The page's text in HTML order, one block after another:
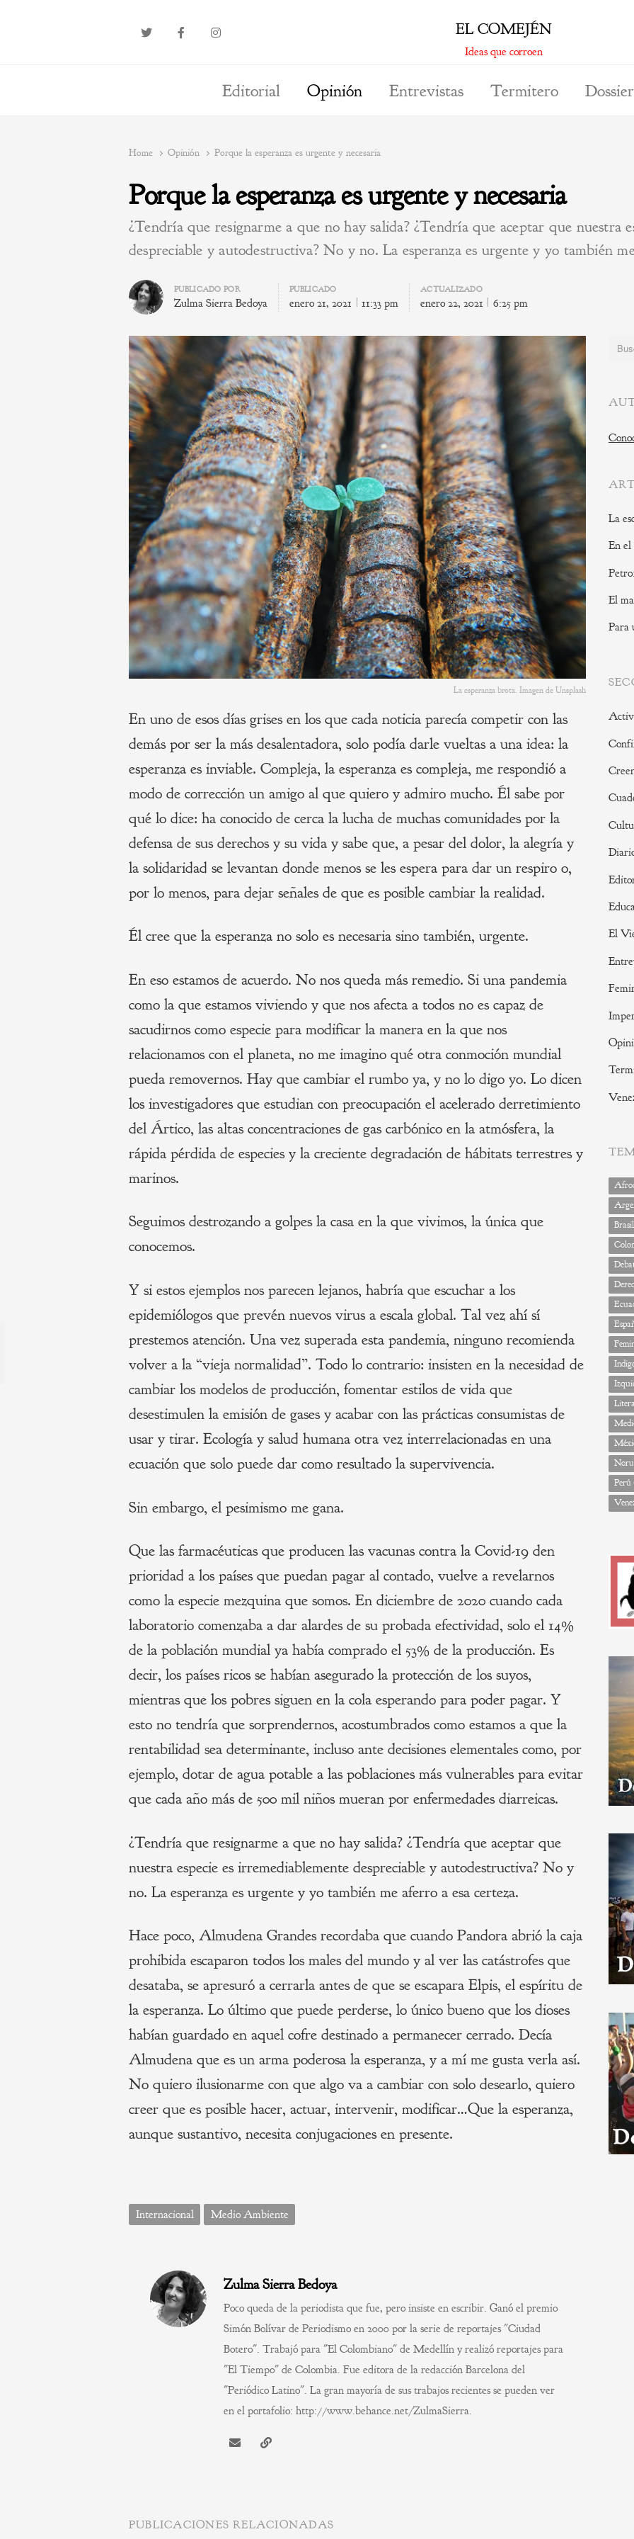
EL COMEJÉN
Ideas que corroen
Editorial Opinión Entrevistas Termitero
Home Opinión Porque la esperanza es urgente y necesaria
Porque la esperanza es urgente y necesaria
¿Tendría que resignarme a que no hay salida? ¿Tendría que aceptar que nuestra
despreciable y autodestructiva? No y no. La esperanza es urgente y yo también
Author
PUBLICADO POR
Zulma Sierra Bedoya
PUBLICADO
enero 21, 2021 11:33 pm
ACTUALIZADO
enero 22, 2021 6:25 pm
La esperanza brota. Imagen de Unsplash
En uno de esos días grises en los que cada noticia parecía competir con las
demás por ser la más desalentadora, solo podía darle vueltas a una idea: la
esperanza es inviable. Compleja, la esperanza es compleja, me respondió a
modo de corrección un amigo al que quiero y admiro mucho. Él sabe por
qué lo dice: ha conocido de cerca la lucha de muchas comunidades por la
defensa de sus derechos y su vida y sabe que, a pesar del dolor, la alegría y
la solidaridad se levantan donde menos se les espera para dar un respiro o,
por lo menos, para dejar señales de que es posible cambiar la realidad.
Él cree que la esperanza no solo es necesaria sino también, urgente.
En eso estamos de acuerdo. No nos queda más remedio. Si una pandemia
como la que estamos viviendo y que nos afecta a todos no es capaz de
sacudirnos como especie para modificar la manera en la que nos
relacionamos con el planeta, no me imagino qué otra conmoción mundial
pueda removernos. Hay que cambiar el rumbo ya, y no lo digo yo. Lo dicen
los investigadores que estudian con preocupación el acelerado derretimiento
del Ártico, las altas concentraciones de gas carbónico en la atmósfera, la
rápida pérdida de especies y la creciente degradación de hábitats terrestres y
marinos.
Seguimos destrozando a golpes la casa en la que vivimos, la única que
conocemos.
Y si estos ejemplos nos parecen lejanos, habría que escuchar a los
epidemiólogos que prevén nuevos virus a escala global. Tal vez ahí sí
prestemos atención. Una vez superada esta pandemia, ninguno recomienda
volver a la “vieja normalidad”. Todo lo contrario: insisten en la necesidad de
cambiar los modelos de producción, fomentar estilos de vida que
desestimulen la emisión de gases y acabar con las prácticas consumistas de
usar y tirar. Ecología y salud humana otra vez interrelacionadas en una
ecuación que solo puede dar como resultado la supervivencia.
Sin embargo, el pesimismo me gana.
Que las farmacéuticas que producen las vacunas contra la Covid-19 den
prioridad a los países que puedan pagar al contado, vuelve a revelarnos
como la especie mezquina que somos. En diciembre de 2020 cuando cada
laboratorio comenzaba a dar alardes de su probada efectividad, solo el 14%
de la población mundial ya había comprado el 53% de la producción. Es
decir, los países ricos se habían asegurado la protección de los suyos,
mientras que los pobres siguen en la cola esperando para poder pagar. Y
esto no tendría que sorprendernos, acostumbrados como estamos a que la
rentabilidad sea determinante, incluso ante decisiones elementales como, por
ejemplo, dotar de agua potable a las poblaciones más vulnerables para evitar
que cada año más de 500 mil niños mueran por enfermedades diarreicas.
¿Tendría que resignarme a que no hay salida? ¿Tendría que aceptar que
nuestra especie es irremediablemente despreciable y autodestructiva? No y
no. La esperanza es urgente y yo también me aferro a esa certeza.
Hace poco, Almudena Grandes recordaba que cuando Pandora abrió la caja
prohibida escaparon todos los males del mundo y al ver las catástrofes que
desataba, se apresuró a cerrarla antes de que se escapara Elpis, el espíritu de
la esperanza. Lo último que puede perderse, lo único bueno que los dioses
habían guardado en aquel cofre destinado a permanecer cerrado. Decía
Almudena que es un arma poderosa la esperanza, y a mí me gusta verla así.
No quiero ilusionarme con que algo va a cambiar con solo desearlo, quiero
creer que es posible hacer, actuar, intervenir, modificar…Que la esperanza,
aunque sustantivo, necesita conjugaciones en presente.
Internacional Medio Ambiente
Zulma Sierra Bedoya
Poco queda de la periodista que fue, pero insiste en escribir. Ganó el premio
Simón Bolívar de Periodismo en 2000 por la serie de reportajes "Ciudad
Botero". Trabajó para "El Colombiano" de Medellín y realizó reportajes para
"El Tiempo" de Colombia. Fue editora de la redacción Barcelona del
"Periódico Latino". La gran mayoría de sus trabajos recientes se pueden ver
en el portafolio: http://www.behance.net/ZulmaSierra.
PUBLICACIONES RELACIONADAS
La
En
El
Para
El
Brasil
Perú